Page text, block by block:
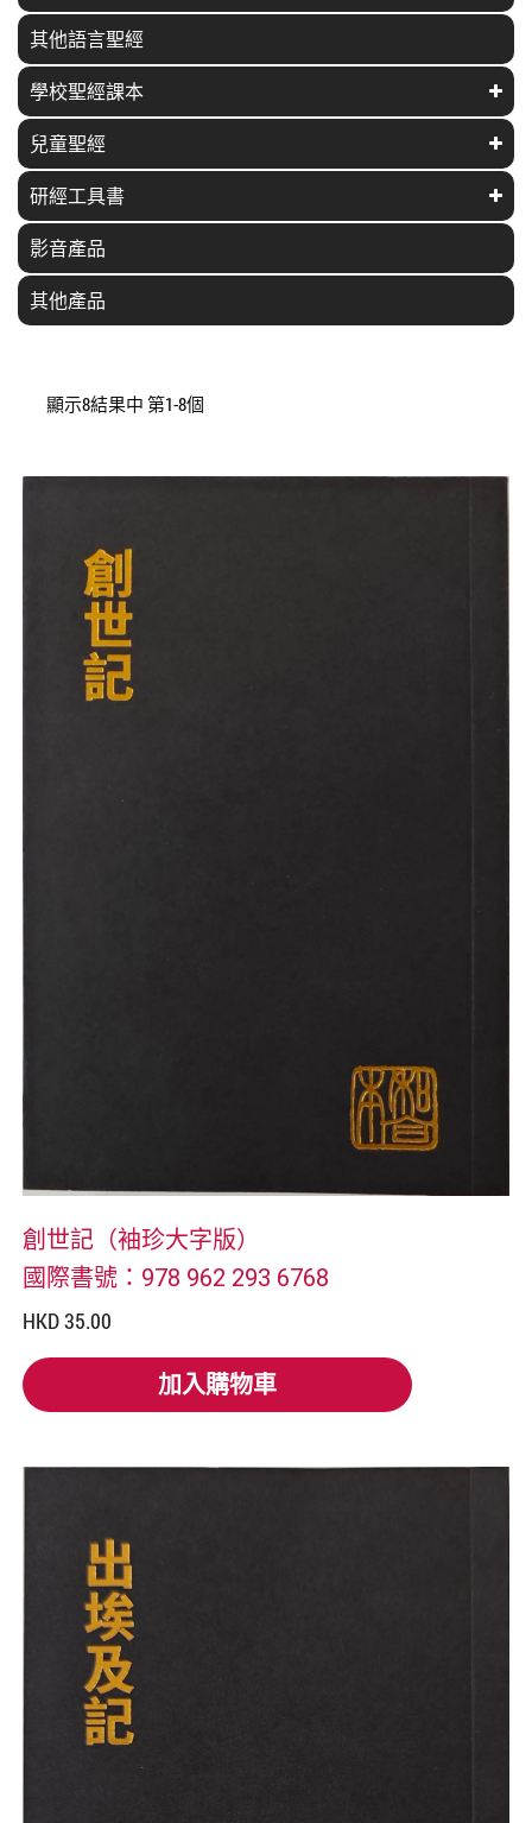
其他語言聖經
學校聖經課本
兒童聖經
研經工具書
影音產品
其他產品
顯示8結果中 第1-8個
創世記（袖珍大字版）
國際書號：978 962 293 6768
HKD 35.00
加入購物車
加入購物車